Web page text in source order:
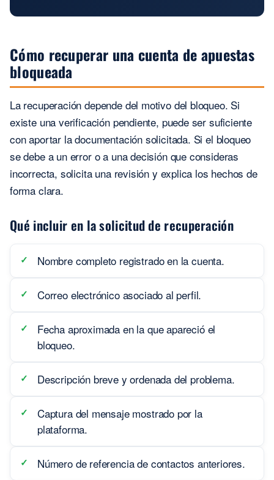
Cómo recuperar una cuenta de apuestas
bloqueada
La recuperación depende del motivo del bloqueo. Si
existe una verificación pendiente, puede ser suficiente
con aportar la documentación solicitada. Si el bloqueo
se debe a un error o a una decisión que consideras
incorrecta, solicita una revisión y explica los hechos de
forma clara.
Qué incluir en la solicitud de recuperación
Nombre completo registrado en la cuenta.
Correo electrónico asociado al perfil.
Fecha aproximada en la que apareció el
bloqueo.
Descripción breve y ordenada del problema.
Captura del mensaje mostrado por la
plataforma.
Número de referencia de contactos anteriores.